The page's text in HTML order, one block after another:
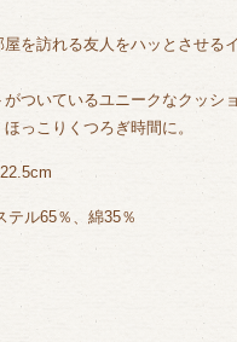
を訪れる友人をハッとさせる
ついているユニークなクッショ
っこりくつろぎ時間に。
ル65％、綿35％